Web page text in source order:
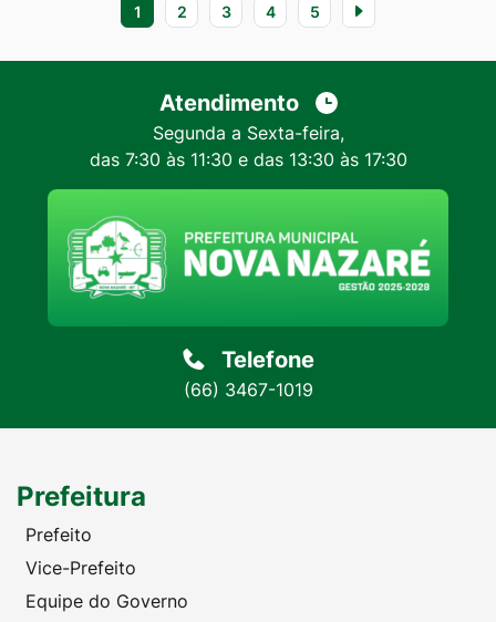
1 2 3 4 5
Atendimento
Segunda a Sexta-feira,
das 7:30 às 11:30 e das 13:30 às 17:30
Telefone
(66) 3467-1019
Prefeitura
Prefeito
Vice-Prefeito
Equipe do Governo